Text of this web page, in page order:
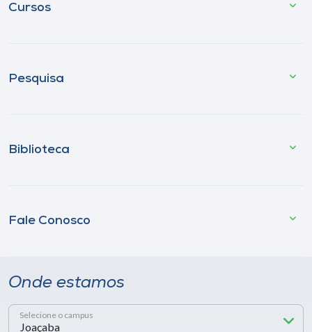
Cursos
Pesquisa
Biblioteca
Fale Conosco
Onde estamos
Selecione o campus